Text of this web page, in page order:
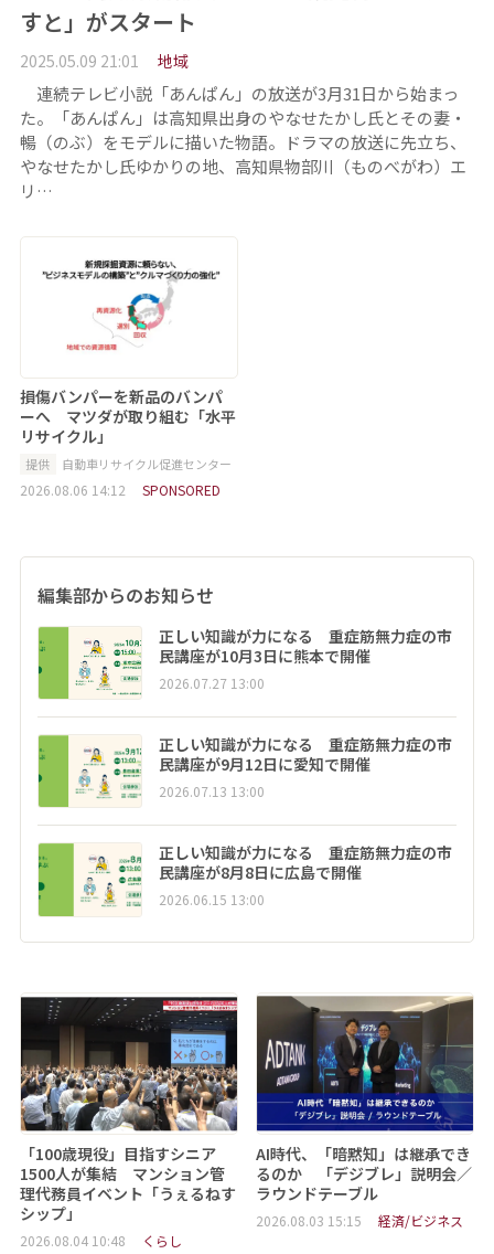
すと」がスタート
2025.05.09 21:01 地域
連続テレビ小説「あんぱん」の放送が3月31日から始まっ
た。「あんぱん」は高知県出身のやなせたかし氏とその妻・
暢（のぶ）をモデルに描いた物語。ドラマの放送に先立ち、
やなせたかし氏ゆかりの地、高知県物部川（ものべがわ）エ
リ…
損傷バンパーを新品のバンパ
ーへ マツダが取り組む「水平
リサイクル」
提供 自動車リサイクル促進センター
2026.08.06 14:12 SPONSORED
編集部からのお知らせ
正しい知識が力になる 重症筋無力症の市
民講座が10月3日に熊本で開催
2026.07.27 13:00
正しい知識が力になる 重症筋無力症の市
民講座が9月12日に愛知で開催
2026.07.13 13:00
正しい知識が力になる 重症筋無力症の市
民講座が8月8日に広島で開催
2026.06.15 13:00
「100歳現役」目指すシニア
1500人が集結 マンション管
理代務員イベント「うぇるねす
シップ」
2026.08.04 10:48 くらし
AI時代、「暗黙知」は継承でき
るのか 「デジブレ」説明会／
ラウンドテーブル
2026.08.03 15:15 経済/ビジネス